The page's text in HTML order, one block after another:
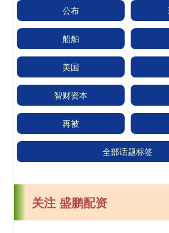
公布
船舶
美国
智财资本
再被
全部话题标签
关注 盛鹏配资